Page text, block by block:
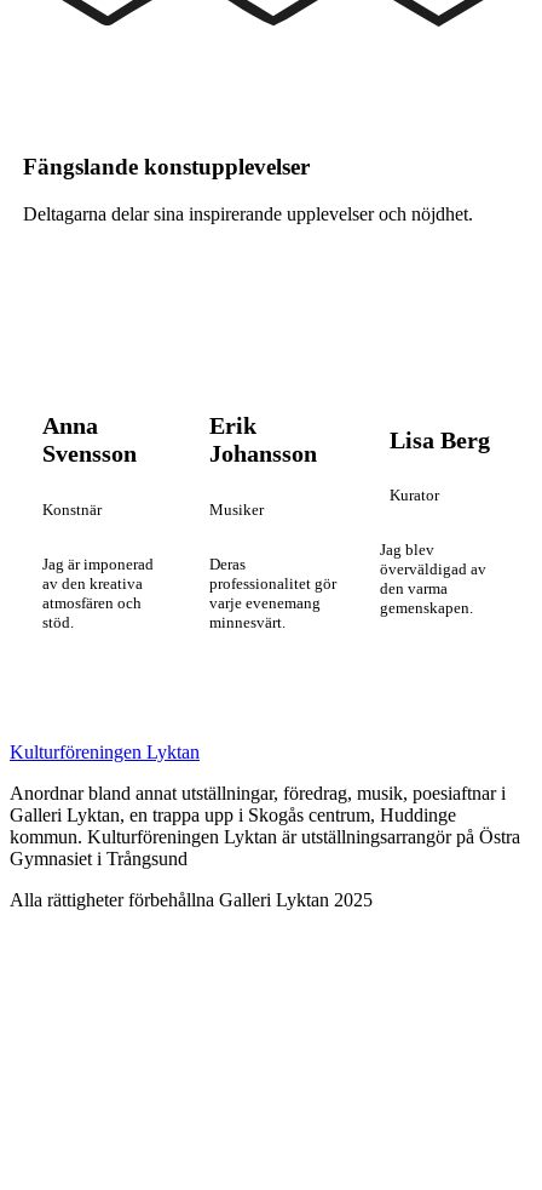
Fängslande konstupplevelser
Deltagarna delar sina inspirerande upplevelser och nöjdhet.
Anna
Svensson
Konstnär
Jag är imponerad
av den kreativa
atmosfären och
stöd.
Erik
Johansson
Musiker
Deras
professionalitet gör
varje evenemang
minnesvärt.
Lisa Berg
Kurator
Jag blev
överväldigad av
den varma
gemenskapen.
Kulturföreningen Lyktan
Anordnar bland annat utställningar, föredrag, musik, poesiaftnar i
Galleri Lyktan, en trappa upp i Skogås centrum, Huddinge
kommun. Kulturföreningen Lyktan är utställningsarrangör på Östra
Gymnasiet i Trångsund
Alla rättigheter förbehållna Galleri Lyktan 2025